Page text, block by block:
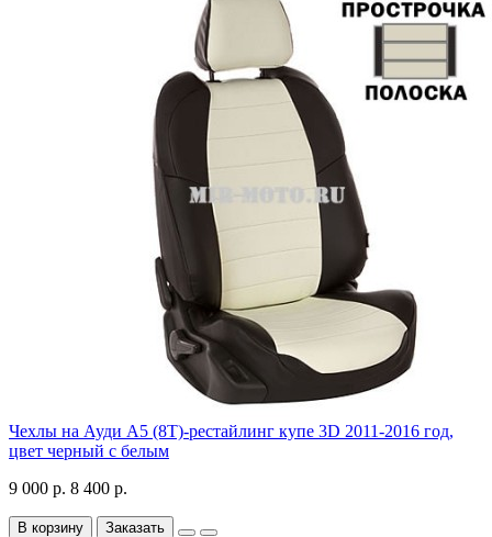
Чехлы на Ауди А5 (8Т)-рестайлинг купе 3D 2011-2016 год,
цвет черный с белым
9 000 р. 8 400 р.
В корзину Заказать